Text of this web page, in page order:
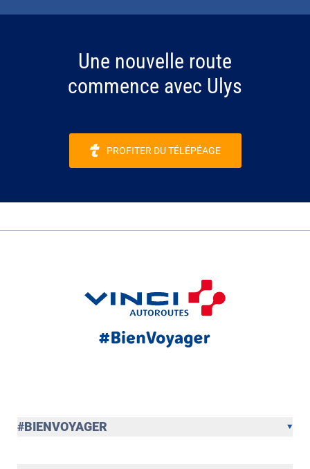
Une nouvelle route
commence avec Ulys
PROFITER DU TÉLÉPÉAGE
#BIENVOYAGER